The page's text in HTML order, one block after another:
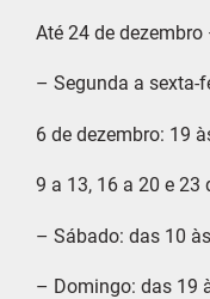
Até 24 de
– Segunda a sexta-
6 de dezembro: 19
9 a 13, 16 a 20 e 23
– Sábado: das 10
– Domingo: das 19